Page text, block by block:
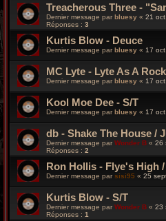
Treacherous Three -
Dernier message par bluesy « 21
Réponses : 3
Kurtis Blow - Deuce
Dernier message parbluesy « 17
MC Lyte ‎- Lyte As A Rock
Dernier message par bluesy « 17
Kool Moe Dee - S/T
Dernier message parbluesy « 17
db - Shake The House /
Dernier message par Wonder B « 26
Réponses : 2
Ron Hollis - Flye's High
Dernier message parsisi95 « 25
Kurtis Blow - S/T
Dernier message par Wonder B « 23
Réponses : 1